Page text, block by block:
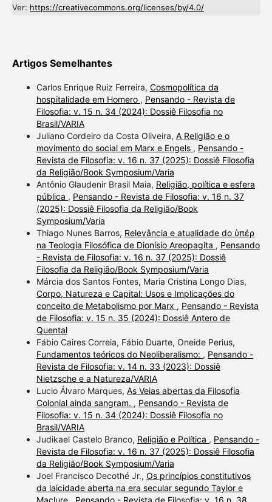
Ver: https://creativecommons.org/licenses/by/4.0/
Artigos Semelhantes
Carlos Enrique Ruiz Ferreira, Cosmopolítica da
hospitalidade em Homero , Pensando - Revista de
Filosofia: v. 15 n. 34 (2024): Dossiê Filosofia no
Brasil/VARIA
Juliano Cordeiro da Costa Oliveira, A Religião e o
movimento do social em Marx e Engels , Pensando -
Revista de Filosofia: v. 16 n. 37 (2025): Dossiê Filosofia
da Religião/Book Symposium/Varia
Antônio Glaudenir Brasil Maia, Religião, política e esfera
pública , Pensando - Revista de Filosofia: v. 16 n. 37
(2025): Dossiê Filosofia da Religião/Book
Symposium/Varia
Thiago Nunes Barros, Relevância e atualidade do ὑπέρ
na Teologia Filosófica de Dionísio Areopagita , Pensando
- Revista de Filosofia: v. 16 n. 37 (2025): Dossiê
Filosofia da Religião/Book Symposium/Varia
Márcia dos Santos Fontes, Maria Cristina Longo Dias,
Corpo, Natureza e Capital: Usos e Implicações do
conceito de Metabolismo por Marx , Pensando - Revista
de Filosofia: v. 15 n. 35 (2024): Dossiê Antero de
Quental
Fábio Caires Correia, Fábio Duarte, Oneide Perius,
Fundamentos teóricos do Neoliberalismo: , Pensando -
Revista de Filosofia: v. 14 n. 33 (2023): Dossiê
Nietzsche e a Natureza/VARIA
Lucio Álvaro Marques, As Veias abertas da Filosofia
Colonial ainda sangram. , Pensando - Revista de
Filosofia: v. 15 n. 34 (2024): Dossiê Filosofia no
Brasil/VARIA
Judikael Castelo Branco, Religião e Política , Pensando -
Revista de Filosofia: v. 16 n. 37 (2025): Dossiê Filosofia
da Religião/Book Symposium/Varia
Joel Francisco Decothé Jr., Os princípios constitutivos
da laicidade aberta na era secular segundo Taylor e